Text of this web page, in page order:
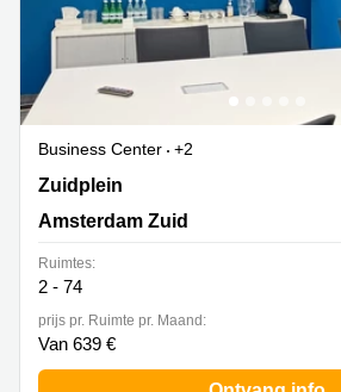
Business Center
+2
Zuidplein 36,H Toren, Amsterdam Zuid
Zuidplein
Amsterdam Zuid
Ruimtes:
2 - 74
prijs pr. Ruimte pr. Maand:
Van 639 €